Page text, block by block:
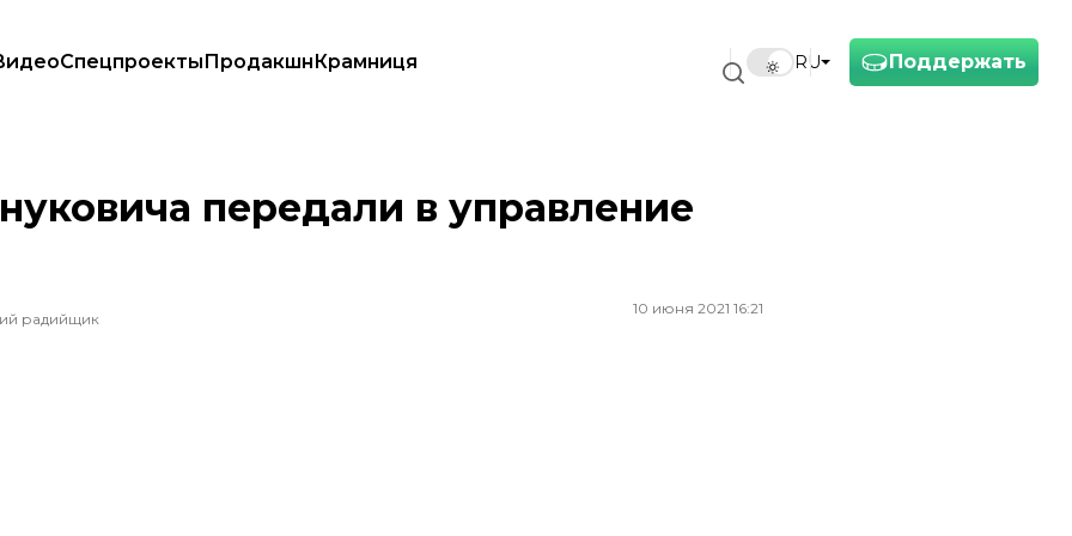
Поддержать
RU
СпецпроектыПродакшнКрамниця
передали в управление
радийщик
10 июня 2021 16:21